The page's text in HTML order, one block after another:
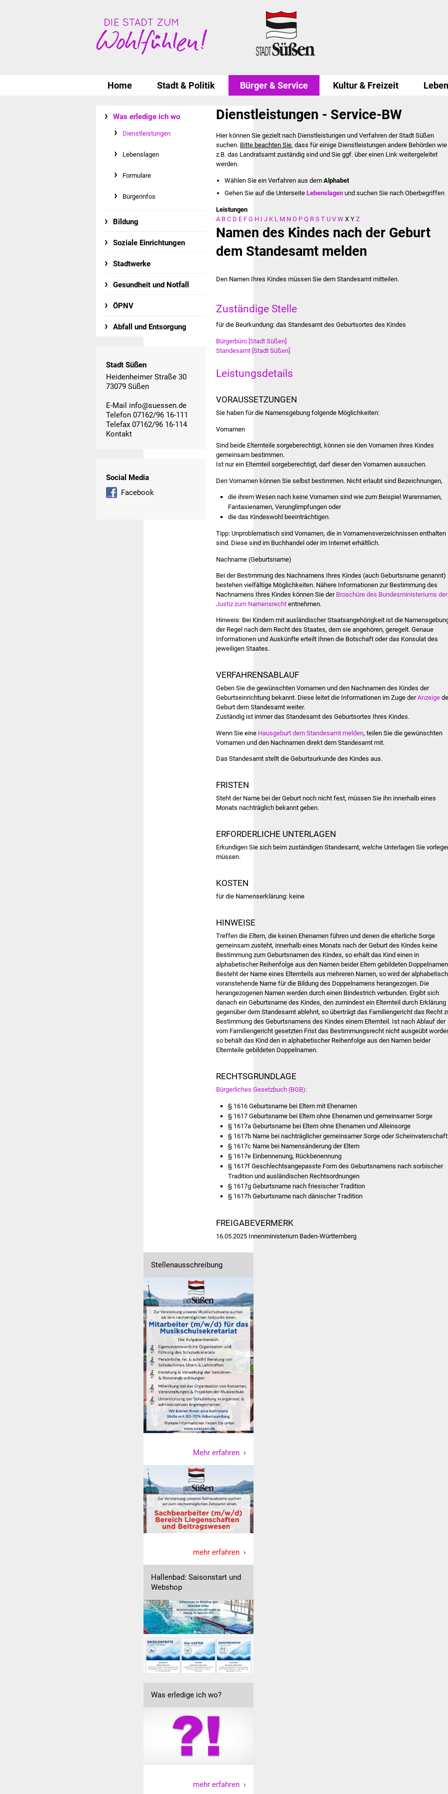
Home Stadt & Politik Bürger & Service Kultur & Freizeit
Was erledige ich wo
Dienstleistungen
Lebenslagen
Formulare
Bürgerinfos
Bildung
Soziale Einrichtungen
Stadtwerke
Gesundheit und Notfall
ÖPNV
Abfall und Entsorgung
Stadt Süßen
Heidenheimer Straße 30
73079 Süßen
E-Mail info@suessen.de
Telefon 07162/96 16-111
Telefax 07162/96 16-114
Kontakt
Social Media
Facebook
Dienstleistungen - Service-BW
Hier können Sie gezielt nach Dienstleistungen und Verfahren der Stadt Süßen
suchen. Bitte beachten Sie, dass für einige Dienstleistungen andere Behörden wie
z.B. das Landratsamt zuständig sind und Sie ggf. über einen Link weitergeleitet
werden.
Wählen Sie ein Verfahren aus dem Alphabet
Gehen Sie auf die UnterseiteLebenslagen und suchen Sie nach Oberbegriffen
Leistungen
A B C D E F G H I J K L M N O P Q R S T U V W X Y Z
Namen des Kindes nach der Geburt
dem Standesamt melden
Den Namen Ihres Kindes müssen Sie dem Standesamt mitteilen.
Zuständige Stelle
für die Beurkundung: das Standesamt des Geburtsortes des Kindes
Bürgerbüro [Stadt Süßen]
Standesamt [Stadt Süßen]
Leistungsdetails
VORAUSSETZUNGEN
Sie haben für die Namensgebung folgende Möglichkeiten:
Vornamen
Sind beide Elternteile sorgeberechtigt, können sie den Vornamen ihres Kindes
gemeinsam bestimmen.
Ist nur ein Elternteil sorgeberechtigt, darf dieser den Vornamen aussuchen.
Den Vornamen können Sie selbst bestimmen. Nicht erlaubt sind Bezeichnungen,
die ihrem Wesen nach keine Vornamen sind wie zum Beispiel Warennamen,
Fantasienamen, Verunglimpfungen oder
die das Kindeswohl beeinträchtigen.
Tipp: Unproblematisch sind Vornamen, die in Vornamensverzeichnissen enthalten
sind. Diese sind im Buchhandel oder im Internet erhältlich.
Nachname (Geburtsname)
Bei der Bestimmung des Nachnamens Ihres Kindes (auch Geburtsname genannt)
bestehen vielfältige Möglichkeiten. Nähere Informationen zur Bestimmung des
Nachnamens Ihres Kindes können Sie der Broschüre des Bundesministeriums der
Justiz zum Namensrecht entnehmen.
Hinweis: Bei Kindern mit ausländischer Staatsangehörigkeit ist die
der Regel nach dem Recht des Staates, dem sie angehören, geregelt. Genaue
Informationen und Auskünfte erteilt Ihnen die Botschaft oder das Konsulat des
jeweiligen Staates.
VERFAHRENSABLAUF
Geben Sie die gewünschten Vornamen und den Nachnamen des Kindes der
Geburtseinrichtung bekannt. Diese leitet die Informationen im Zuge derAnzeige
Geburt dem Standesamt weiter.
Zuständig ist immer das Standesamt des Geburtsortes Ihres Kindes.
Wenn Sie eine Hausgeburt dem Standesamt melden, teilen Sie die gewünschten
Vornamen und den Nachnamen direkt dem Standesamt mit.
Das Standesamt stellt die Geburtsurkunde des Kindes aus.
FRISTEN
Steht der Name bei der Geburt noch nicht fest, müssen Sie ihn innerhalb eines
Monats nachträglich bekannt geben.
ERFORDERLICHE UNTERLAGEN
Erkundigen Sie sich beim zuständigen Standesamt, welche Unterlagen Sie
müssen.
KOSTEN
für die Namenserklärung: keine
HINWEISE
Treffen die Eltern, die keinen Ehenamen führen und denen die elterliche Sorge
gemeinsam zusteht, innerhalb eines Monats nach der Geburt des Kindes keine
Bestimmung zum Geburtsnamen des Kindes, so erhält das Kind einen in
alphabetischer Reihenfolge aus den Namen beider Eltern gebildeten
Besteht der Name eines Elternteils aus mehreren Namen, so wird der alphabetisch
voranstehende Name für die Bildung des Doppelnamens herangezogen. Die
herangezogenen Namen werden durch einen Bindestrich verbunden. Ergibt sich
danach ein Geburtsname des Kindes, den zumindest ein Elternteil durch Erklärung
gegenüber dem Standesamt ablehnt, so überträgt das Familiengericht das Recht
Bestimmung des Geburtsnamens des Kindes einem Elternteil. Ist nach Ablauf der
vom Familiengericht gesetzten Frist das Bestimmungsrecht nicht ausgeübt
so behält das Kind den in alphabetischer Reihenfolge aus den Namen beider
Elternteile gebildeten Doppelnamen.
RECHTSGRUNDLAGE
Bürgerliches Gesetzbuch (BGB):
§ 1616 Geburtsname bei Eltern mit Ehenamen
§ 1617 Geburtsname bei Eltern ohne Ehenamen und gemeinsamer Sorge
§ 1617a Geburtsname bei Eltern ohne Ehenamen und Alleinsorge
§ 1617b Name bei nachträglicher gemeinsamer Sorge oder Scheinvaterschaft
§ 1617c Name bei Namensänderung der Eltern
§ 1617e Einbennenung, Rückbenennung
§ 1617f Geschlechtsangepasste Form des Geburtsnamens nach sorbischer
Tradition und ausländischen Rechtsordnungen
§ 1617g Geburtsname nach friesischer Tradition
§ 1617h Geburtsname nach dänischer Tradition
FREIGABEVERMERK
16.05.2025 Innenministerium Baden-Württemberg
Stellenausschreibung
Mehr erfahren
mehr erfahren
Hallenbad: Saisonstart und
Webshop
Was erledige ich wo?
mehr erfahren